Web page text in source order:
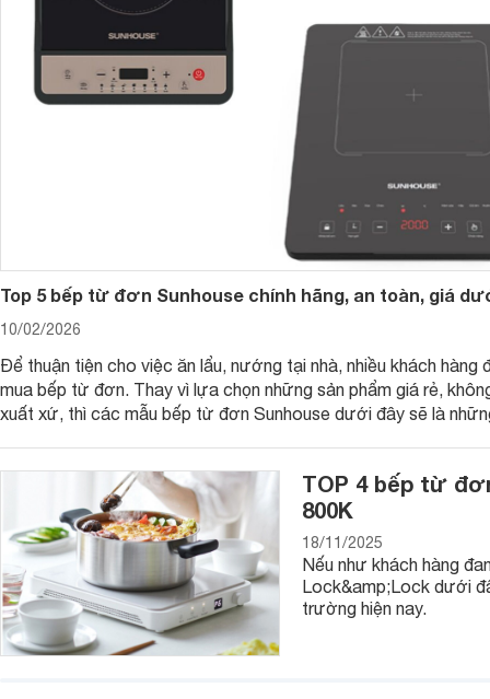
Những dòng
biến hiện nay, bếp từ giá 300k có nhiều nơi bày bán , một
bếp từ đơn Electrolux
Dưới đây là những lựa chọn bếp từ đơn mà người dùng có
websosanh.vnđể có trải nghiệm mua sắm hữu ích và tiện
bếp từ đơnelectrolux
bếp từ đơnsunhouse
bếp từâm
bếp từ đơn nhật bản
bếp từgiá 300k
bếp từloại nào tốt
Top 5 bếp từ đơn Sunhouse chính hãng, an toàn, giá
10/02/2026
Để thuận tiện cho việc ăn lẩu, nướng tại nhà, nhiều khách hàng
mua bếp từ đơn. Thay vì lựa chọn những sản phẩm giá rẻ,
xuất xứ, thì các mẫu bếp từ đơn Sunhouse dưới đây sẽ là
TOP 4 bếp từ
800K
18/11/2025
Nếu như khách hàng
Lock&amp;Lock dưới
trường hiện nay.